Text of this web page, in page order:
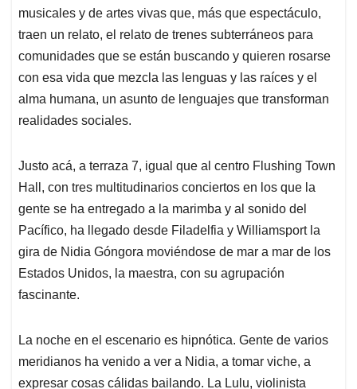
musicales y de artes vivas que, más que espectáculo,
traen un relato, el relato de trenes subterráneos para
comunidades que se están buscando y quieren rosarse
con esa vida que mezcla las lenguas y las raíces y el
alma humana, un asunto de lenguajes que transforman
realidades sociales.
Justo acá, a terraza 7, igual que al centro Flushing Town
Hall, con tres multitudinarios conciertos en los que la
gente se ha entregado a la marimba y al sonido del
Pacífico, ha llegado desde Filadelfia y Williamsport la
gira de Nidia Góngora moviéndose de mar a mar de los
Estados Unidos, la maestra, con su agrupación
fascinante.
La noche en el escenario es hipnótica. Gente de varios
meridianos ha venido a ver a Nidia, a tomar viche, a
expresar cosas cálidas bailando. La Lulu, violinista